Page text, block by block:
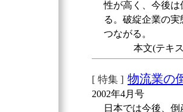
性が高く、今後
る。破綻企業の
つながる。
本文(テキ
[ 特集 ] 物流業の
2002年4月号
日本では今後、